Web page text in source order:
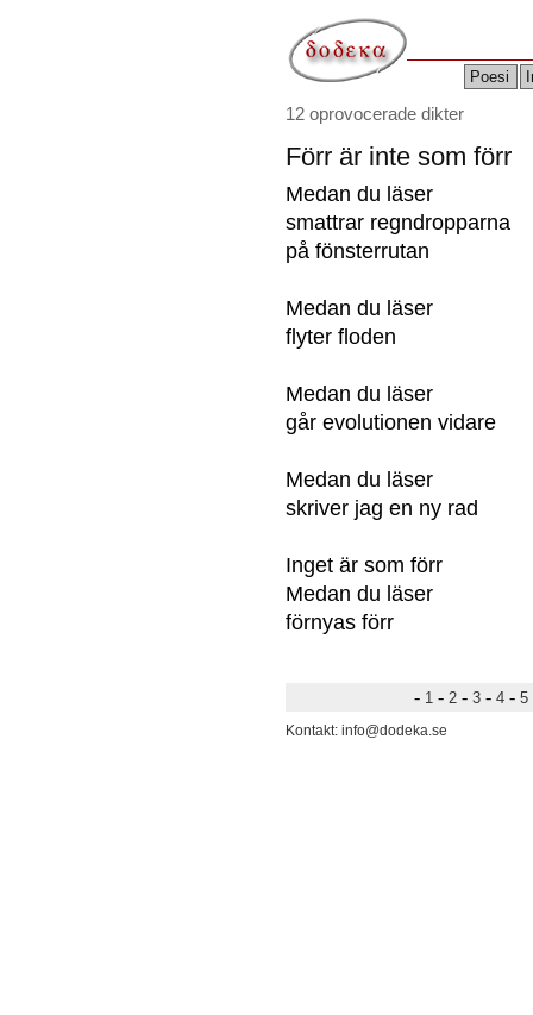
Poesi
12 oprovocerade dikter
Förr är inte som förr
Medan du läser
smattrar regndropparna
på fönsterrutan
Medan du läser
flyter floden
Medan du läser
går evolutionen vidare
Medan du läser
skriver jag en ny rad
Inget är som förr
Medan du läser
förnyas förr
-1 -2 -3 -4 -5
Kontakt: info@dodeka.se